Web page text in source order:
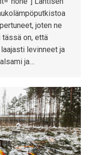
joten ne
on, että
levinneet ja
ja…